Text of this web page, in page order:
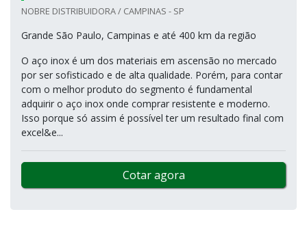
NOBRE DISTRIBUIDORA / CAMPINAS - SP
Grande São Paulo, Campinas e até 400 km da região
O aço inox é um dos materiais em ascensão no mercado
por ser sofisticado e de alta qualidade. Porém, para contar
com o melhor produto do segmento é fundamental
adquirir o aço inox onde comprar resistente e moderno.
Isso porque só assim é possível ter um resultado final com
excel&e...
Cotar agora